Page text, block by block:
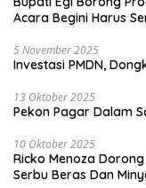
Acara Begini Harus
5 November 2025
Investasi PMDN,
13 Oktober 2025
Pekon Pagar Dalam
10 Oktober 2025
Ricko Menoza
Serbu Beras Dan